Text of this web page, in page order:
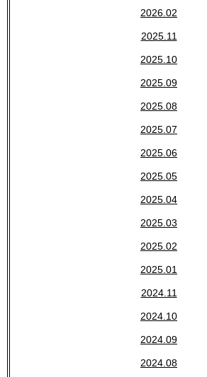
2026.02
2025.11
2025.10
2025.09
2025.08
2025.07
2025.06
2025.05
2025.04
2025.03
2025.02
2025.01
2024.11
2024.10
2024.09
2024.08